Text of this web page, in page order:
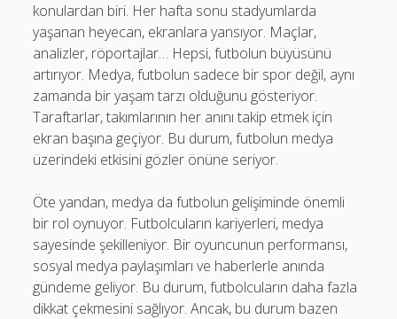
konulardan biri. Her hafta sonu stadyumlarda
yaşanan heyecan, ekranlara yansıyor. Maçlar,
analizler, röportajlar… Hepsi, futbolun büyüsünü
artırıyor. Medya, futbolun sadece bir spor değil, aynı
zamanda bir yaşam tarzı olduğunu gösteriyor.
Taraftarlar, takımlarının her anını takip etmek için
ekran başına geçiyor. Bu durum, futbolun medya
üzerindeki etkisini gözler önüne seriyor.
Öte yandan, medya da futbolun gelişiminde önemli
bir rol oynuyor. Futbolcuların kariyerleri, medya
sayesinde şekilleniyor. Bir oyuncunun performansı,
sosyal medya paylaşımları ve haberlerle anında
gündeme geliyor. Bu durum, futbolcuların daha fazla
dikkat çekmesini sağlıyor. Ancak, bu durum bazen